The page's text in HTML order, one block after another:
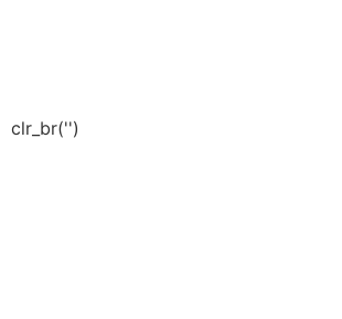
clr_br('')